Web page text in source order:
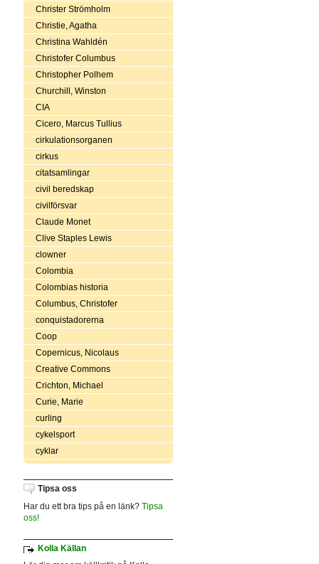
Christer Strömholm
Christie, Agatha
Christina Wahldén
Christofer Columbus
Christopher Polhem
Churchill, Winston
CIA
Cicero, Marcus Tullius
cirkulationsorganen
cirkus
citatsamlingar
civil beredskap
civilförsvar
Claude Monet
Clive Staples Lewis
clowner
Colombia
Colombias historia
Columbus, Christofer
conquistadorerna
Coop
Copernicus, Nicolaus
Creative Commons
Crichton, Michael
Curie, Marie
curling
cykelsport
cyklar
Tipsa oss
Har du ett bra tips på en länk? Tipsa
oss!
Kolla Källan